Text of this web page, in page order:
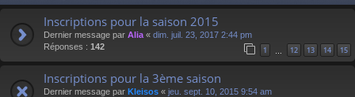
Inscriptions pour la saison 2015
Dernier message par Alia « dim. juil. 23, 2017 2:44 pm
Réponses : 142 1 12 13 14 15
Inscriptions pour la 3ème saison
Dernier message par Kleisos « jeu. sept. 10, 2015 9:54 am